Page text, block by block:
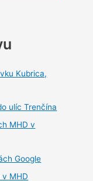
Kubrica,
ulíc Trenčína
MHD v
Google
MHD